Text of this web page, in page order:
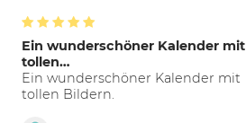
Ein wunderschöner Kalender mit
tollen…
Ein wunderschöner Kalender mit
tollen Bildern.